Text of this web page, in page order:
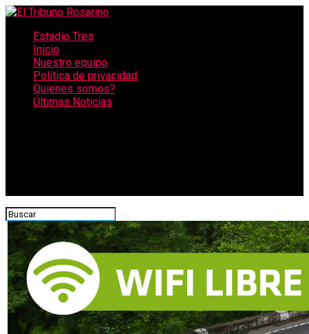
Estadio Tres
Inicio
Nuestro equipo
Política de privacidad
Quienes somos?
Últimas Noticias